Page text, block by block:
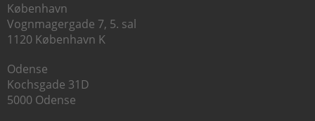
København
Vognmagergade 7, 5. sal
1120 København K
Odense
Kochsgade 31D
5000 Odense